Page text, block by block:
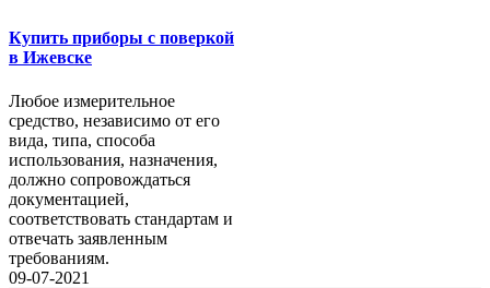
Купить приборы с поверкой
в Ижевске
Любое измерительное
средство, независимо от его
вида, типа, способа
использования, назначения,
должно сопровождаться
документацией,
соответствовать стандартам и
отвечать заявленным
требованиям.
09-07-2021